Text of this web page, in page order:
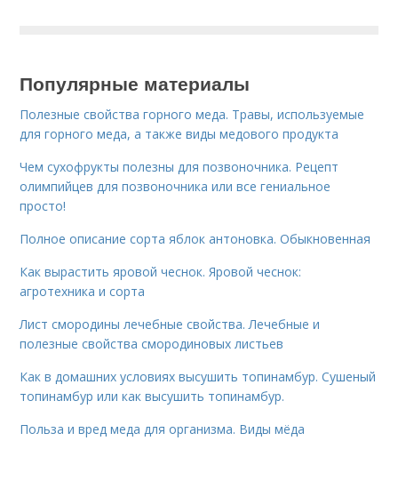
Популярные материалы
Полезные свойства горного меда. Травы, используемые
для горного меда, а также виды медового продукта
Чем сухофрукты полезны для позвоночника. Рецепт
олимпийцев для позвоночника или все гениальное
просто!
Полное описание сорта яблок антоновка. Обыкновенная
Как вырастить яровой чеснок. Яровой чеснок:
агротехника и сорта
Лист смородины лечебные свойства. Лечебные и
полезные свойства смородиновых листьев
Как в домашних условиях высушить топинамбур. Сушеный
топинамбур или как высушить топинамбур.
Польза и вред меда для организма. Виды мёда